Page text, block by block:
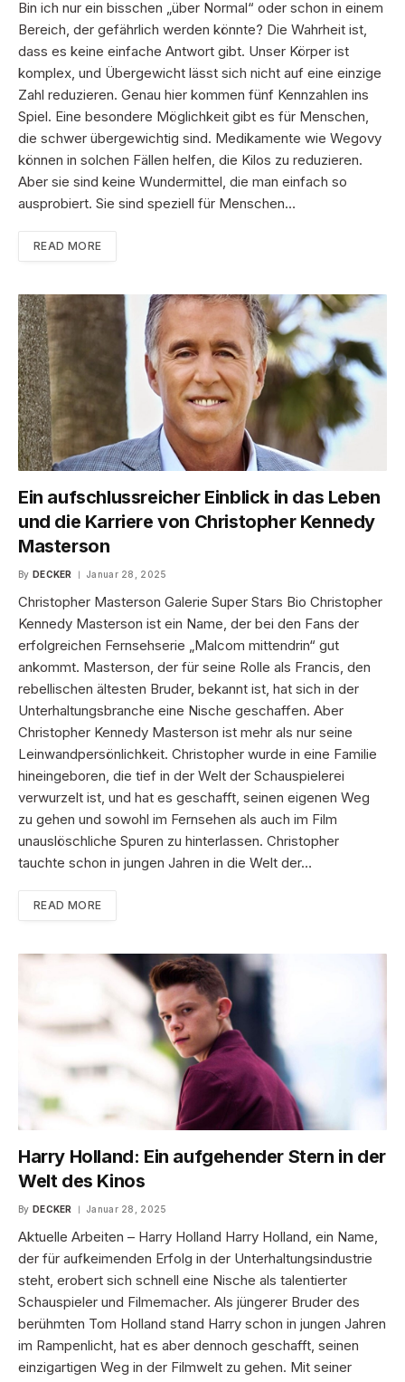
Bin ich nur ein bisschen „über Normal“ oder schon in einem
Bereich, der gefährlich werden könnte? Die Wahrheit ist,
dass es keine einfache Antwort gibt. Unser Körper ist
komplex, und Übergewicht lässt sich nicht auf eine einzige
Zahl reduzieren. Genau hier kommen fünf Kennzahlen ins
Spiel. Eine besondere Möglichkeit gibt es für Menschen,
die schwer übergewichtig sind. Medikamente wie Wegovy
können in solchen Fällen helfen, die Kilos zu reduzieren.
Aber sie sind keine Wundermittel, die man einfach so
ausprobiert. Sie sind speziell für Menschen…
READ MORE
Ein aufschlussreicher Einblick in das Leben
und die Karriere von Christopher Kennedy
Masterson
By DECKER Januar 28, 2025
Christopher Masterson Galerie Super Stars Bio Christopher
Kennedy Masterson ist ein Name, der bei den Fans der
erfolgreichen Fernsehserie „Malcom mittendrin“ gut
ankommt. Masterson, der für seine Rolle als Francis, den
rebellischen ältesten Bruder, bekannt ist, hat sich in der
Unterhaltungsbranche eine Nische geschaffen. Aber
Christopher Kennedy Masterson ist mehr als nur seine
Leinwandpersönlichkeit. Christopher wurde in eine Familie
hineingeboren, die tief in der Welt der Schauspielerei
verwurzelt ist, und hat es geschafft, seinen eigenen Weg
zu gehen und sowohl im Fernsehen als auch im Film
unauslöschliche Spuren zu hinterlassen. Christopher
tauchte schon in jungen Jahren in die Welt der…
READ MORE
Harry Holland: Ein aufgehender Stern in der
Welt des Kinos
By DECKER Januar 28, 2025
Aktuelle Arbeiten – Harry Holland Harry Holland, ein Name,
der für aufkeimenden Erfolg in der Unterhaltungsindustrie
steht, erobert sich schnell eine Nische als talentierter
Schauspieler und Filmemacher. Als jüngerer Bruder des
berühmten Tom Holland stand Harry schon in jungen Jahren
im Rampenlicht, hat es aber dennoch geschafft, seinen
einzigartigen Weg in der Filmwelt zu gehen. Mit seiner